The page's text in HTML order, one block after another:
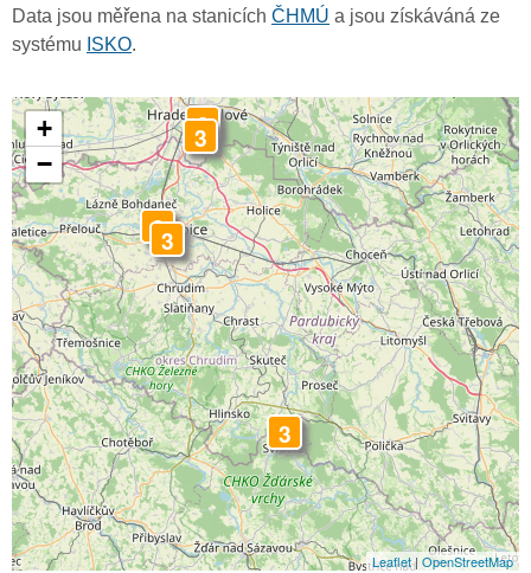
Data jsou měřena na stanicích ČHMÚ a jsou získáváná ze
systému ISKO.
3
33
3
3
+
−
Leaflet| OpenStreetMap